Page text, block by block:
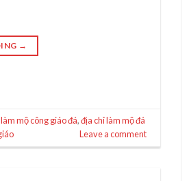
→
mộ công giáo đá,địa chỉ làm mộ đá
Leave a comment